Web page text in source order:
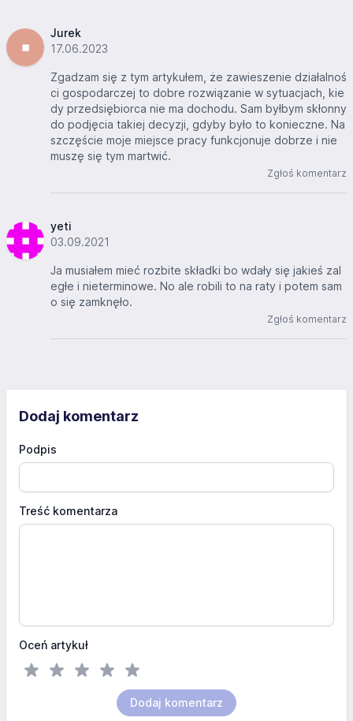
Jurek
17.06.2023
Zgadzam się z tym artykułem, że zawieszenie działalnoś
ci gospodarczej to dobre rozwiązanie w sytuacjach, kie
dy przedsiębiorca nie ma dochodu. Sam byłbym skłonny
do podjęcia takiej decyzji, gdyby było to konieczne. Na
szczęście moje miejsce pracy funkcjonuje dobrze i nie
muszę się tym martwić.
Zgłoś komentarz
yeti
03.09.2021
Ja musiałem mieć rozbite składki bo wdały się jakieś zal
egłe i nieterminowe. No ale robili to na raty i potem sam
o się zamknęło.
Zgłoś komentarz
Dodaj komentarz
Podpis
Treść komentarza
Oceń artykuł
Dodaj komentarz